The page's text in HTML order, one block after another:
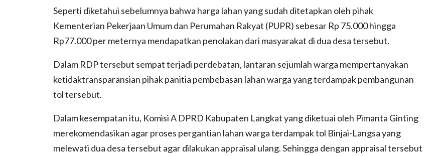
Seperti diketahui sebelumnya bahwa harga lahan yang sudah ditetapkan oleh pihak
Kementerian Pekerjaan Umum dan Perumahan Rakyat (PUPR) sebesar Rp 75.000 hingga
Rp77.000 per meternya mendapatkan penolakan dari masyarakat di dua desa tersebut.
Dalam RDP tersebut sempat terjadi perdebatan, lantaran sejumlah warga mempertanyakan
ketidaktransparansian pihak panitia pembebasan lahan warga yang terdampak pembangunan
tol tersebut.
Dalam kesempatan itu, Komisi A DPRD Kabupaten Langkat yang diketuai oleh Pimanta Ginting
merekomendasikan agar proses pergantian lahan warga terdampak tol Binjai-Langsa yang
melewati dua desa tersebut agar dilakukan appraisal ulang. Sehingga dengan appraisal tersebut